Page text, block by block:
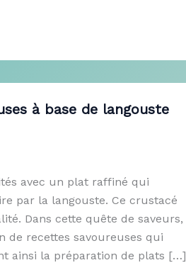
à base de langouste
avec un plat raffiné qui
par la langouste. Ce crustacé
Dans cette quête de saveurs,
de recettes savoureuses qui
ainsi la préparation de plats […]